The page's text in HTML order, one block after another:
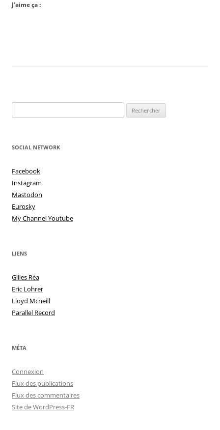
J’aime ça :
SOCIAL NETWORK
Facebook
Instagram
Mastodon
Eurosky
My Channel Youtube
LIENS
Gilles Réa
Eric Lohrer
Lloyd Mcneill
Parallel Record
MÉTA
Connexion
Flux des publications
Flux des commentaires
Site de WordPress-FR